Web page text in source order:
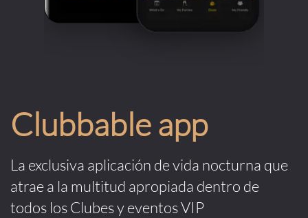
Clubbable app
La exclusiva aplicación de vida nocturna que
atrae a la multitud apropiada dentro de
todos los Clubes y eventos VIP